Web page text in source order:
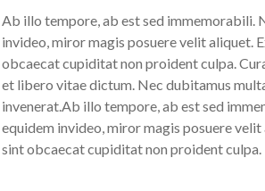
Ab illo tempore, ab est sed immemorabili.
invideo, miror magis posuere velit aliquet.
obcaecat cupiditat non proident culpa.
et libero vitae dictum. Nec dubitamus
invenerat.Ab illo tempore, ab est sed
equidem invideo, miror magis posuere
sint obcaecat cupiditat non proident culpa.